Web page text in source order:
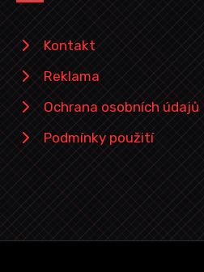
Kontakt
Reklama
Ochrana osobních údajů
Podmínky použití